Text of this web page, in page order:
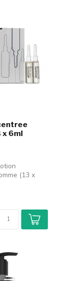
x 6ml
(13 x